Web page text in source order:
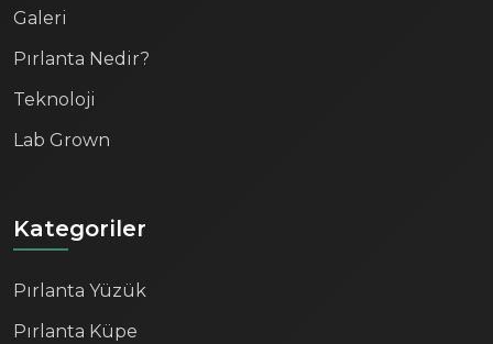
Galeri
Pırlanta Nedir?
Teknoloji
Lab Grown
Kategoriler
Pırlanta Yüzük
Pırlanta Küpe